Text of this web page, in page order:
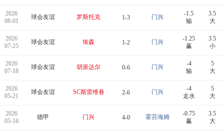
2026
08-01
球会友谊 罗斯托克 1-3 门兴
-1.5
输
3.5
大
2026
07-25
球会友谊 埃森 1-2 门兴
-1.25
赢
3.5
小
2026
07-18
球会友谊 胡派达尔 0-6 门兴
-4
输
5
大
2026
05-21
球会友谊 SC斯雷维巷 2-6 门兴
-4
走水
5
大
2026
05-16
德甲 门兴 4-0 霍芬海姆
-0.75
赢
3.5
大